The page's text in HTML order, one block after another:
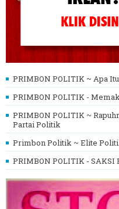
PRIMBON POLITIK ~ Apa
PRIMBON POLITIK -
PRIMBON POLITIK ~
Partai Politik
Primbon Politik ~ Elite
PRIMBON POLITIK - SAKSI